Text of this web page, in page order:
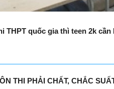
quốc gia thì teen 2k
THI PHẢI CHẤT, CHẮC